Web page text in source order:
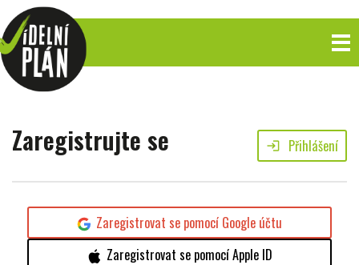
Zaregistrujte se login Přihlášení
Zaregistrovat se pomocí Google účtu
Zaregistrovat se pomocí Apple ID